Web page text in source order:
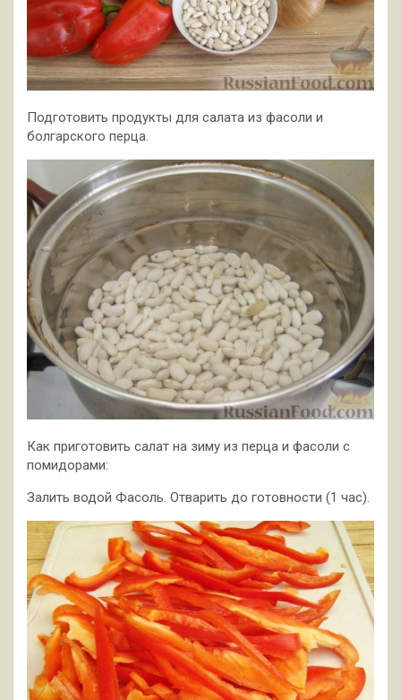
Подготовить продукты для салата из фасоли и
болгарского перца.
Как приготовить салат на зиму из перца и фасоли с
помидорами:
Залить водой Фасоль. Отварить до готовности (1 час).